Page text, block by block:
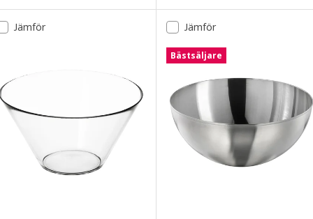
Jämför Jämför
Bästsäljare